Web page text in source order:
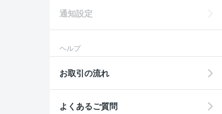
通知設定
ヘルプ
お取引の流れ
よくあるご質問